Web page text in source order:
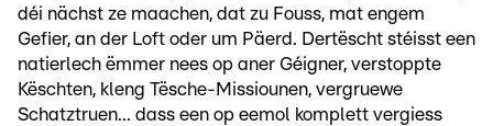
déi nächst ze maachen, dat zu Fouss, mat engem
Gefier, an der Loft oder um Päerd. Dertëscht stéisst een
natierlech ëmmer nees op aner Géigner, verstoppte
Këschten, kleng Tësche-Missiounen, vergruewe
Schatztruen... dass een op eemol komplett vergiess